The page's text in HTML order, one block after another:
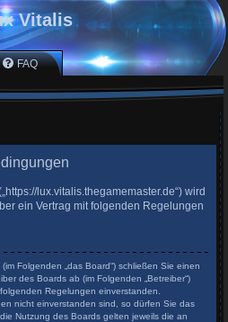
Vitalis
FAQ
lux.vitalis.thegamemaster.de“) wird
ein Vertrag mit folgenden Regelungen
Folgenden „das Board“) schließen Sie einen
des Boards ab (im Folgenden „Betreiber“)
Regelungen einverstanden.
nicht einverstanden sind, so dürfen Sie das
Nutzung des Boards gelten jeweils die an